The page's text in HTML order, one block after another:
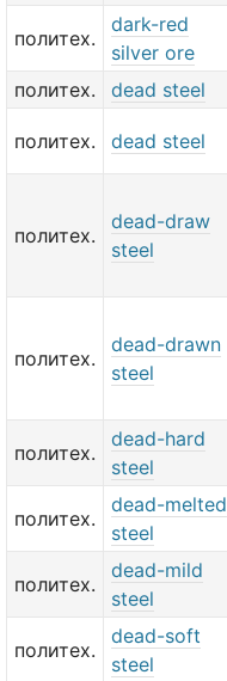
политех.
dark-red
silver ore
политех. dead steel
политех. dead steel
политех.
dead-draw
steel
политех.
dead-drawn
steel
политех.
dead-hard
steel
политех.
dead-melted
steel
политех.
dead-mild
steel
политех.
dead-soft
steel